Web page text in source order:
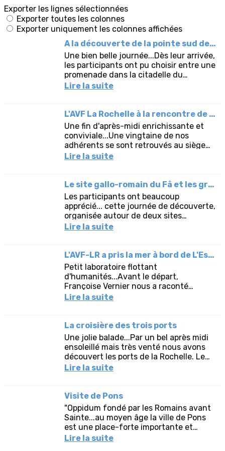
Exporter les lignes sélectionnées
Exporter toutes les colonnes
Exporter uniquement les colonnes affichées
A la découverte de la pointe sud de l'île d'Oléron.
Une bien belle journée...Dès leur arrivée,
les participants ont pu choisir entre une
promenade dans la citadelle du
Château d’Oléron avec Laurence, ou la
Lire la suite
L'AVF La Rochelle à la rencontre de l'association Echo-Mer
Une fin d'après-midi enrichissante et
conviviale...Une vingtaine de nos
adhérents se sont retrouvés au siège
de l'association Echo-Mer vendredi
Lire la suite
Le site gallo-romain du Fâ et les grottes troglodytiques de Meschers
Les participants ont beaucoup
apprécié... cette journée de découverte,
organisée autour de deux sites
emblématiques de notre patrimoine
Lire la suite
L'AVF-LR a pris la mer à bord de L'Estrella
Petit laboratoire flottant
d'humanités...Avant le départ,
Françoise Vernier nous a raconté
l’histoire d’Olivia Wattinne, sportive
Lire la suite
La croisière des trois ports
Une jolie balade...Par un bel après midi
ensoleillé mais très venté nous avons
découvert les ports de la Rochelle. Le
commentaire historique était très
Lire la suite
Visite de Pons
"Oppidum fondé par les Romains avant
Sainte...au moyen âge la ville de Pons
est une place-forte importante et
prospère du fait de sa situation sur la
Lire la suite